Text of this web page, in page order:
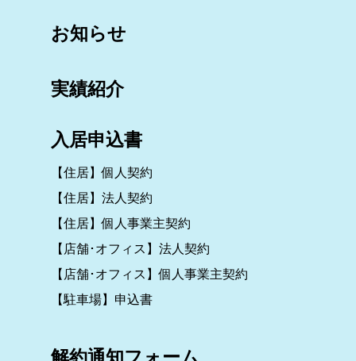
お知らせ
実績紹介
入居申込書
【住居】個人契約
【住居】法人契約
【住居】個人事業主契約
【店舗･オフィス】法人契約
【店舗･オフィス】個人事業主契約
【駐車場】申込書